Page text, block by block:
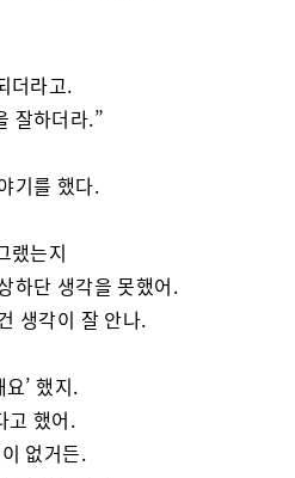
더라고.
잘하더라.”
기를 했다.
랬는지
하단 생각을 못했어.
생각이 잘 안나.
’ 했지.
고 했어.
없거든.